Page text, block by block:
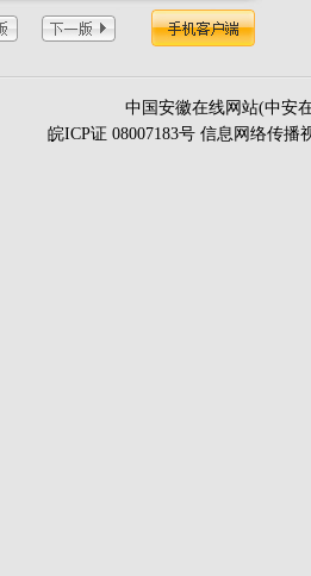
中国安徽在线网站(中安
皖ICP证 08007183号 信息网络传播